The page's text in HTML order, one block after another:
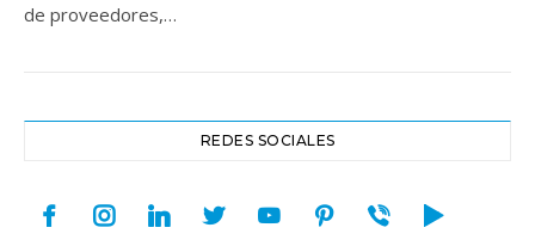
de proveedores,…
REDES SOCIALES
facebookinstagramlinkedintwitteryoutubepinterest
viber play